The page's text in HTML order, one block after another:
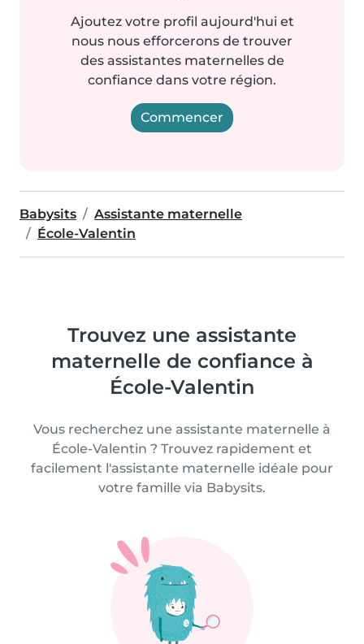
Ajoutez votre profil aujourd'hui et
nous nous efforcerons de trouver
des assistantes maternelles de
confiance dans votre région.
Commencer
Babysits
Assistante maternelle
École-Valentin
Trouvez une assistante
maternelle de confiance à
École-Valentin
Vous recherchez une assistante maternelle à
École-Valentin ? Trouvez rapidement et
facilement l'assistante maternelle idéale pour
votre famille via Babysits.